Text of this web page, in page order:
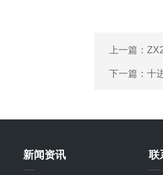
上一篇：
下一篇： 十
新闻资讯 联